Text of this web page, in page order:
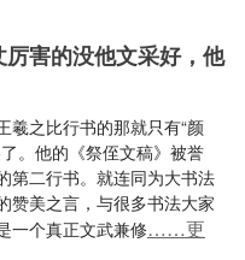
害的没他文采好，他
羲之比行书的那就只有“颜
。他的《祭侄文稿》被誉
第二行书。就连同为大书法
赞美之言，与很多书法大家
一个真正文武兼修……更